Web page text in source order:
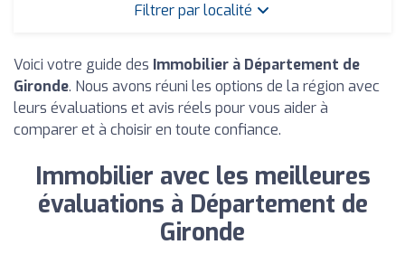
Filtrer par localité
Voici votre guide des Immobilier à Département de
Gironde. Nous avons réuni les options de la région avec
leurs évaluations et avis réels pour vous aider à
comparer et à choisir en toute confiance.
Immobilier avec les meilleures
évaluations à Département de
Gironde